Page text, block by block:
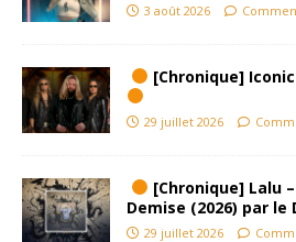
3 août 2026
[Chronique]
29 juillet 2026
[Chronique] Lalu
Demise (2026) par le
29 juillet 2026